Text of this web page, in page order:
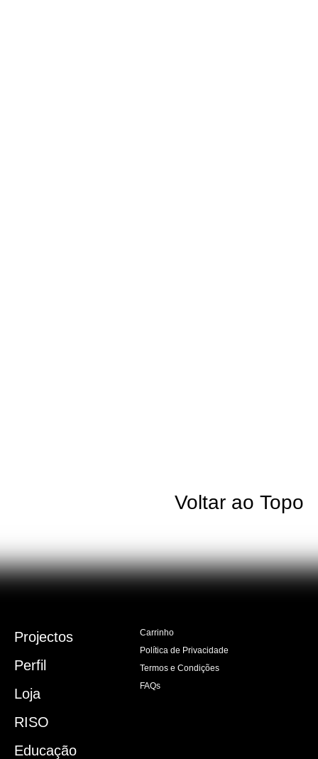
Voltar ao Topo
Projectos
Perfil
Loja
RISO
Educação
Carrinho
Política de Privacidade
Termos e Condições
FAQs